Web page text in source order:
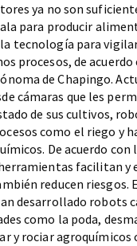
ya no son
para producir
tecnología para
procesos, de acuerdo
de Chapingo.
cámaras que les
de sus cultivos,
como el riego y
De acuerdo con
facilitan y
reducen riesgos.
desarrollado robots
como la poda,
y rociar